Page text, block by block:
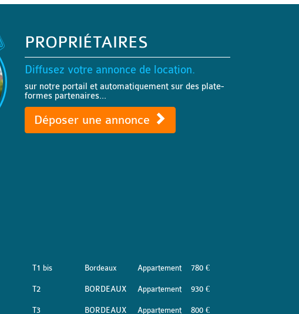
PROPRIÉTAIRES
Diffusez votre annonce de location.
sur notre portail et automatiquement sur des plate-
formes partenaires...
Déposer une annonce
T1 bis Bordeaux Appartement 780 €
T2 BORDEAUX Appartement 930 €
T3 BORDEAUX Appartement 800 €